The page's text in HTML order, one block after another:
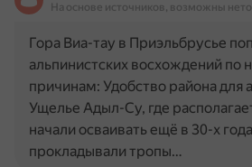
На основе источников, возможны
Гора Виа-тау в Приэльбрусье
альпинистских восхождений по
причинам: Удобство района для
Ущелье Адыл-Су, где
начали осваивать ещё в 30-х
прокладывали тропы…